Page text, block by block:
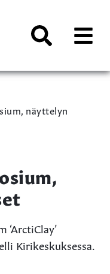
AVAA
näyttelyn
‘ArctiClay’
Kirikeskuksessa.